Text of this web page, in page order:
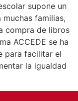
supone un
familias,
compra de libros
ACCEDE se ha
para facilitar el
la igualdad